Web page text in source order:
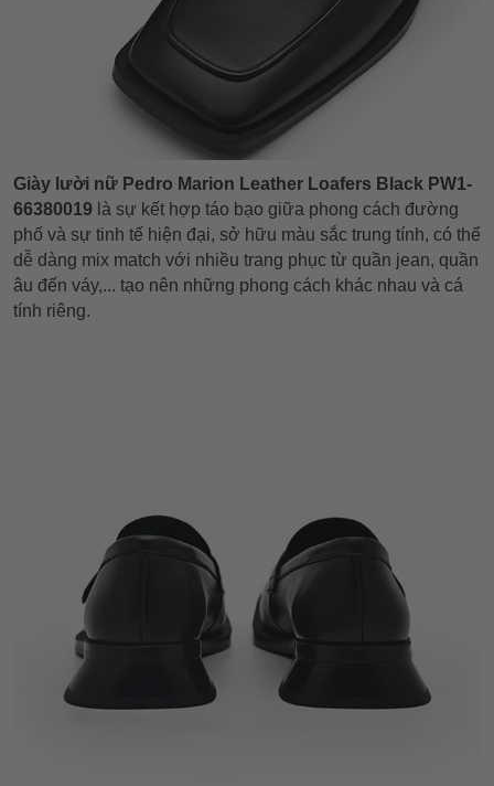
Giày lười nữ Pedro Marion Leather Loafers Black PW1-
66380019 là sự kết hợp táo bạo giữa phong cách đường
phố và sự tinh tế hiện đại, sở hữu màu sắc trung tính, có thể
dễ dàng mix match với nhiều trang phục từ quần jean, quần
âu đến váy,... tạo nên những phong cách khác nhau và cá
tính riêng.